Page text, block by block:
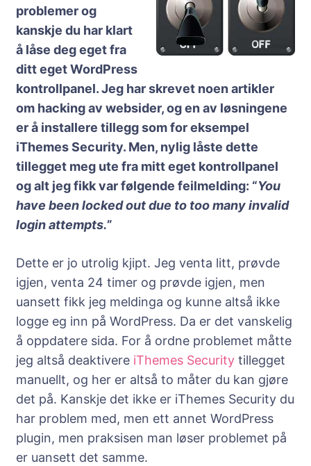
problemer og
kanskje du har klart
å låse deg eget fra
ditt eget WordPress
kontrollpanel. Jeg har skrevet noen artikler
om hacking av websider, og en av løsningene
er å installere tillegg som for eksempel
iThemes Security. Men, nylig låste dette
tillegget meg ute fra mitt eget kontrollpanel
og alt jeg fikk var følgende feilmelding: “You
have been locked out due to too many invalid
login attempts.”
Dette er jo utrolig kjipt. Jeg venta litt, prøvde
igjen, venta 24 timer og prøvde igjen, men
uansett fikk jeg meldinga og kunne altså ikke
logge eg inn på WordPress. Da er det vanskelig
å oppdatere sida. For å ordne problemet måtte
jeg altså deaktivere iThemes Security tillegget
manuellt, og her er altså to måter du kan gjøre
det på. Kanskje det ikke er iThemes Security du
har problem med, men ett annet WordPress
plugin, men praksisen man løser problemet på
er uansett det samme.